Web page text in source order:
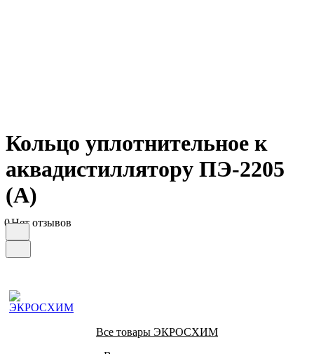
Кольцо уплотнительное к
аквадистиллятору ПЭ-2205
(А)
0Нет отзывов
Все товары ЭКРОСХИМ